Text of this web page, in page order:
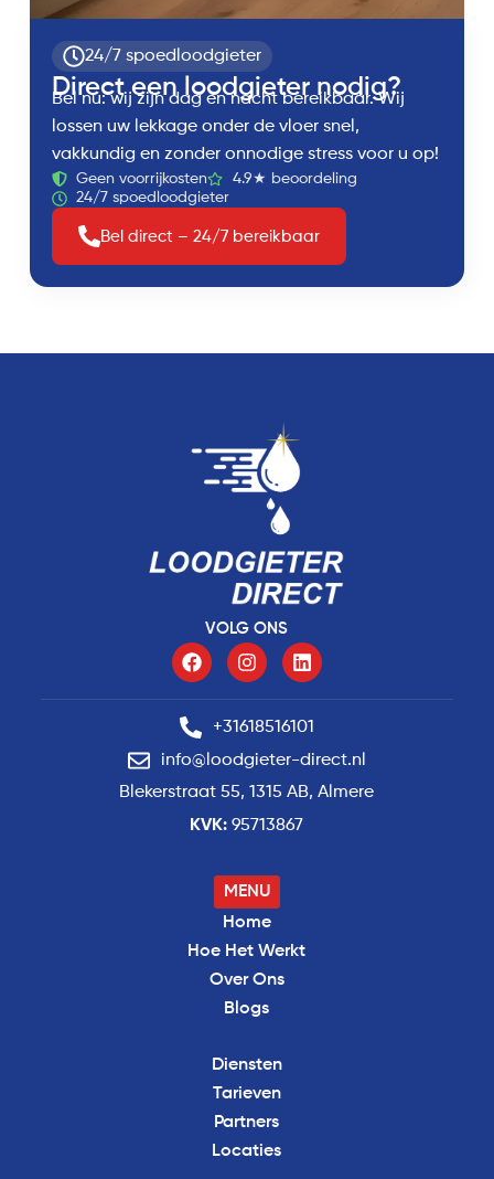
24/7 spoedloodgieter
Direct een loodgieter nodig?
Bel nu: wij zijn dag en nacht bereikbaar. Wij
lossen uw lekkage onder de vloer snel,
vakkundig en zonder onnodige stress voor u op!
Geen voorrijkosten
4.9★ beoordeling
24/7 spoedloodgieter
Bel direct – 24/7 bereikbaar
MENU
Home
Hoe Het Werkt
Over Ons
Blogs
VOLG ONS
+31618516101
info@loodgieter-direct.nl
Blekerstraat 55, 1315 AB, Almere
KVK: 95713867
Diensten
Tarieven
Partners
Locaties